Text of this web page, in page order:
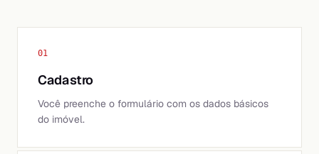
01
Cadastro
Você preenche o formulário com os dados básicos
do imóvel.